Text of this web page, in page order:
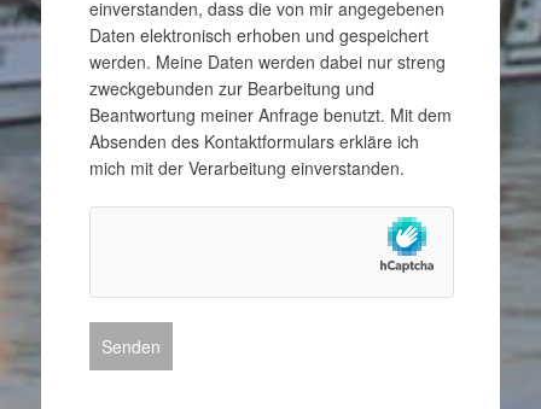
einverstanden, dass die von mir angegebenen
Daten elektronisch erhoben und gespeichert
werden. Meine Daten werden dabei nur streng
zweckgebunden zur Bearbeitung und
Beantwortung meiner Anfrage benutzt. Mit dem
Absenden des Kontaktformulars erkläre ich
mich mit der Verarbeitung einverstanden.